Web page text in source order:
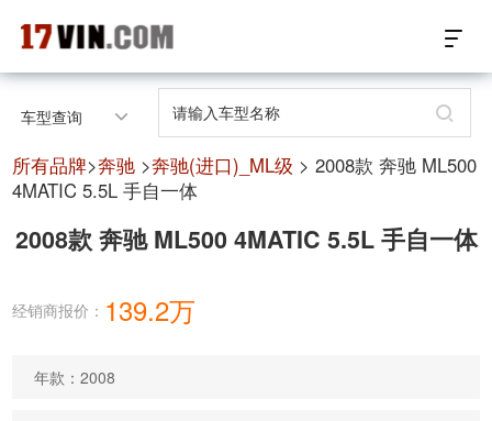
17VIN车架号查询首页
汽配数据开放接口
汽配产品电子目录
微信群智能客服
车型查询
所有品牌>奔驰 >奔驰(进口)_ML级 > 2008款 奔驰 ML500
4MATIC 5.5L 手自一体
2008款 奔驰 ML500 4MATIC 5.5L 手自一体
经销商报价： 139.2万
年款：2008